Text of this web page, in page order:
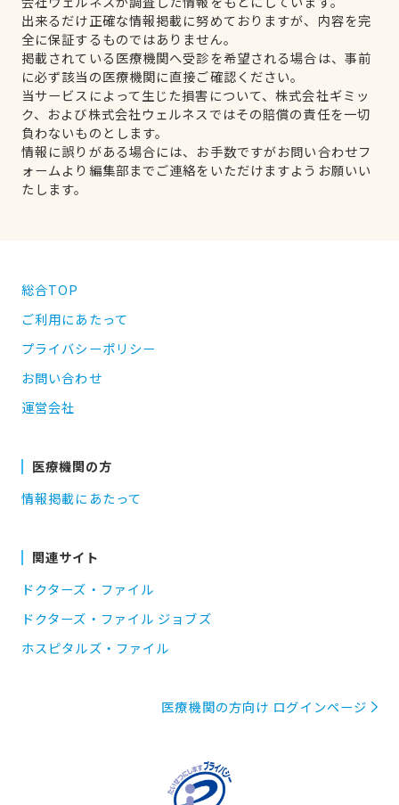
出来るだけ正確な情報掲載に努めておりますが、内容を完
全に保証するものではありません。
掲載されている医療機関へ受診を希望される場合は、事前
に必ず該当の医療機関に直接ご確認ください。
当サービスによって生じた損害について、株式会社ギミッ
ク、および株式会社ウェルネスではその賠償の責任を一切
負わないものとします。
情報に誤りがある場合には、お手数ですがお問い合わせフ
ォームより編集部までご連絡をいただけますようお願いい
たします。
総合TOP
ご利用にあたって
プライバシーポリシー
お問い合わせ
運営会社
医療機関の方
情報掲載にあたって
関連サイト
ドクターズ・ファイル
ドクターズ・ファイル ジョブズ
ホスピタルズ・ファイル
医療機関の方向け ログインページ